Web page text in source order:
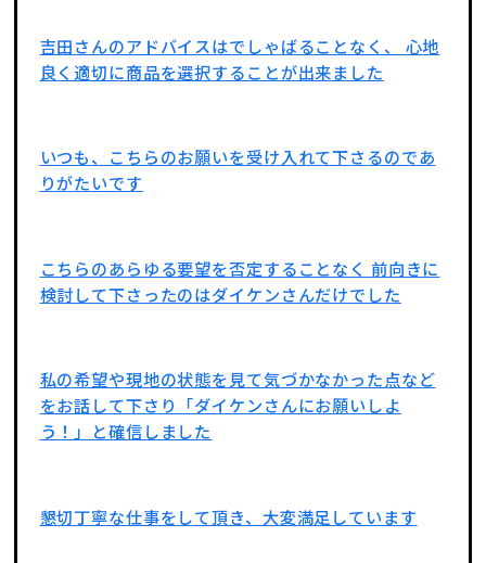
吉田さんのアドバイスはでしゃばることなく、 心地
良く適切に商品を選択することが出来ました
いつも、こちらのお願いを受け入れて下さるのであ
りがたいです
こちらのあらゆる要望を否定することなく 前向きに
検討して下さったのはダイケンさんだけでした
私の希望や現地の状態を見て気づかなかった点など
をお話して下さり「ダイケンさんにお願いしよ
う！」と確信しました
懇切丁寧な仕事をして頂き、大変満足しています